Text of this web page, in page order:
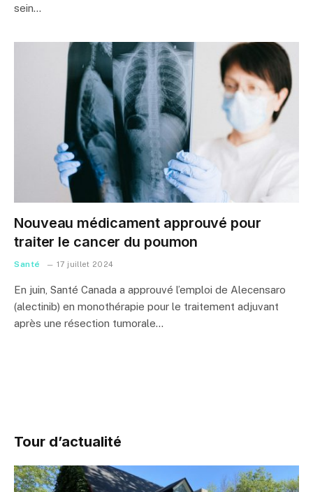
sein…
Nouveau médicament approuvé pour
traiter le cancer du poumon
Santé 17 juillet 2024
En juin, Santé Canada a approuvé l’emploi de Alecensaro
(alectinib) en monothérapie pour le traitement adjuvant
après une résection tumorale…
Tour d’actualité